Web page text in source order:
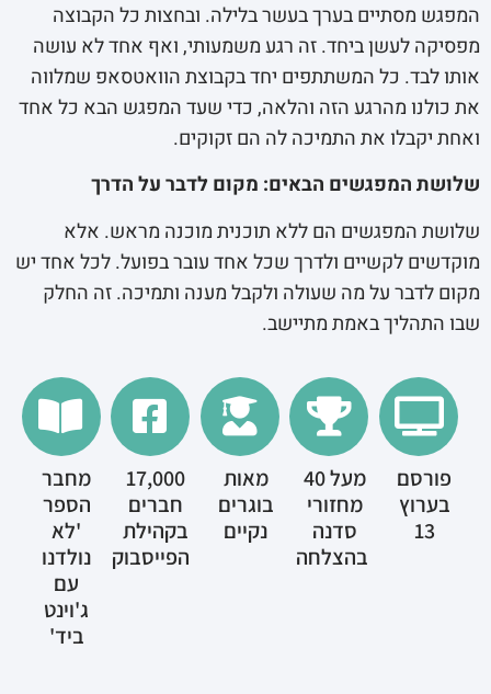
המפגש מסתיים בערך בעשר בלילה. ובחצות כל הקבוצה
מפסיקה לעשן ביחד. זה רגע משמעותי, ואף אחד לא עושה
אותו לבד. כל המשתתפים יחד בקבוצת הוואטסאפ שמלווה
את כולנו מהרגע הזה והלאה, כדי שעד המפגש הבא כל אחד
ואחת יקבלו את התמיכה לה הם זקוקים.
שלושת המפגשים הבאים: מקום לדבר על הדרך
שלושת המפגשים הם ללא תוכנית מוכנה מראש. אלא
מוקדשים לקשיים ולדרך שכל אחד עובר בפועל. לכל אחד יש
מקום לדבר על מה שעולה ולקבל מענה ותמיכה. זה החלק
שבו התהליך באמת מתיישב.
פורסם
בערוץ
13
מעל 40
מחזורי
סדנה
בהצלחה
מאות
בוגרים
נקיים
17,000
חברים
בקהילת
הפייסבוק
מחבר
הספר
'לא
נולדנו
עם
ג'וינט
ביד'